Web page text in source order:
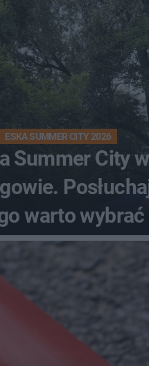
ESKA SUMMER CITY 2026
Summer City w
warto
na urlop!